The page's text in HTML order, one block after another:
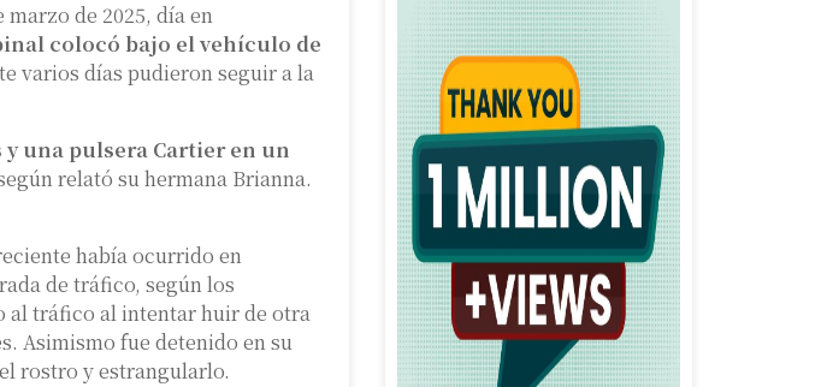
de 2025, día en
colocó bajo el vehículo de
varios días pudieron seguir a la
una pulsera Cartier en un
relató su hermana Brianna.
había ocurrido en
de tráfico, según los
al tráfico al intentar huir de otra
Asimismo fue detenido en su
rostro y estrangularlo.